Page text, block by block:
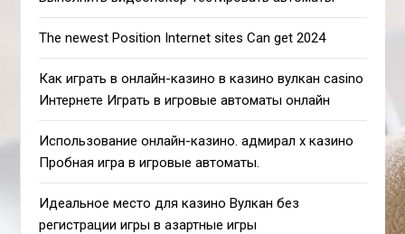
The newest Position Internet sites Can get 2024
Как играть в онлайн-казино в казино вулкан casino
Интернете Играть в игровые автоматы онлайн
Использование онлайн-казино. адмирал х казино
Пробная игра в игровые автоматы.
Идеальное место для казино Вулкан без
регистрации игры в азартные игры